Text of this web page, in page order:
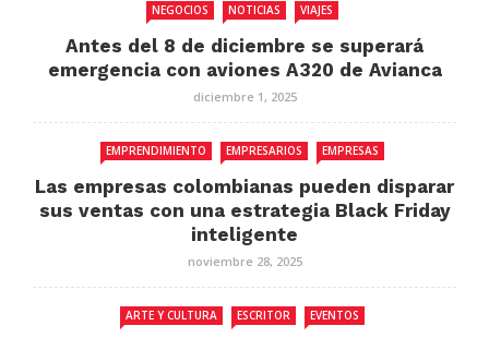
NEGOCIOS NOTICIAS VIAJES
Antes del 8 de diciembre se superará
emergencia con aviones A320 de Avianca
diciembre 1, 2025
EMPRENDIMIENTO EMPRESARIOS EMPRESAS
Las empresas colombianas pueden disparar
sus ventas con una estrategia Black Friday
inteligente
noviembre 28, 2025
ARTE Y CULTURA ESCRITOR EVENTOS